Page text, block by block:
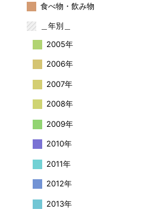
食べ物・飲み物
＿年別＿
2005年
2006年
2007年
2008年
2009年
2010年
2011年
2012年
2013年